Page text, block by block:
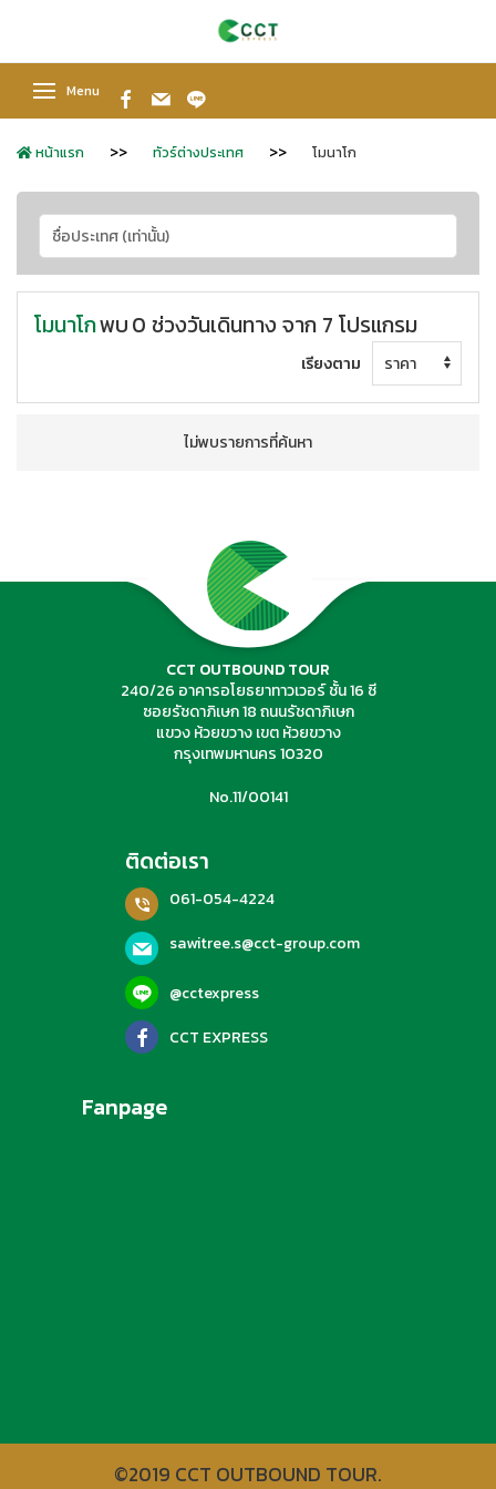
Menu
หน้าแรก ทัวร์ต่างประเทศ โมนาโก
ค้นหาทัวร์
โมนาโกพบ0 ช่วงวันเดินทาง จาก 7 โปรแกรม
เรียงตาม
ไม่พบรายการที่ค้นหา
CCT OUTBOUND TOUR
240/26 อาคารอโยธยาทาวเวอร์ ชั้น 16 ซี
ซอยรัชดาภิเษก 18 ถนนรัชดาภิเษก
แขวง ห้วยขวาง เขต ห้วยขวาง
กรุงเทพมหานคร 10320
No.11/00141
ติดต่อเรา
061-054-4224
sawitree.s@cct-group.com
@cctexpress
CCT EXPRESS
Fanpage
©2019 CCT OUTBOUND TOUR.